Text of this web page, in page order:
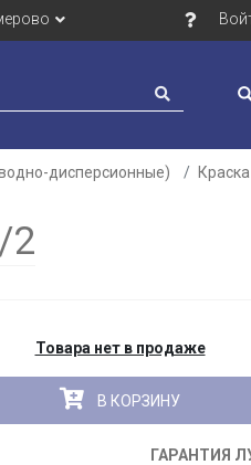
дисперсионные)
2
Товара нет в продаже
В КОРЗИНУ
ГАРАНТИЯ